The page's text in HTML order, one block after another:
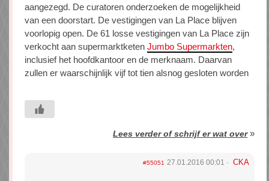
aangezegd. De curatoren onderzoeken de mogelijkheid
van een doorstart. De vestigingen van La Place blijven
voorlopig open. De 61 losse vestigingen van La Place zijn
verkocht aan supermarktketen Jumbo Supermarkten,
inclusief het hoofdkantoor en de merknaam. Daarvan
zullen er waarschijnlijk vijf tot tien alsnog gesloten worden
Lees verder of schrijf er wat over»
#55051 27.01.2016 00:01 CKA